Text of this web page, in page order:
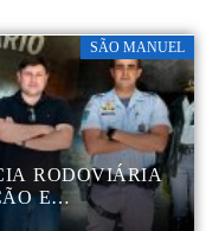
SÃO MANUEL
RODOVIÁRIA
E